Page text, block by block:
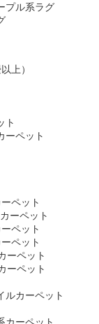
プル系ラグ
上）
ト
ーペット
ペット
ーペット
ペット
ペット
ーペット
ーペット
ルカーペット
カーペット